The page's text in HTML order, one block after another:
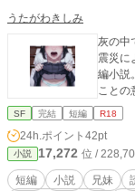
うたがわきしみ
灰の中
震災に
編小説
ことの
SF 完結 短編 R18
24h.ポイント 42pt
小説 17,272 位 /
短編 小説 兄妹